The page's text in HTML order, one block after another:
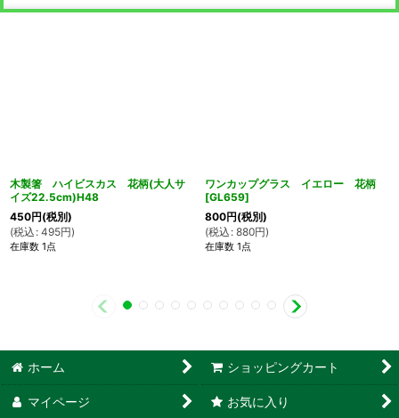
木製箸 ハイビスカス 花柄(大人サ
イズ22.5cm)H48
450円(税別)
(税込 : 495円)
在庫数 1点
ワンカップグラス イエロー 花柄
[GL659]
800円(税別)
(税込 : 880円)
在庫数 1点
ホーム ショッピングカート
マイページ お気に入り